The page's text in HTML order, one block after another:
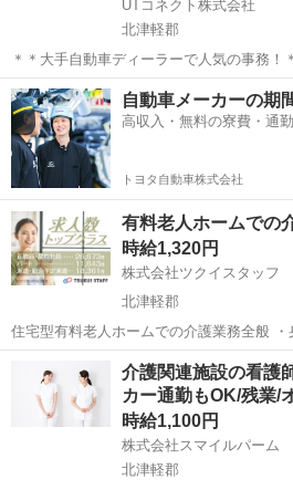
UTコネクト株式会社
北津軽郡
＊＊大手自動車ディーラーで人気の事務！＊＊ ☆事務経験＆PCス
が活かせます！ 丁寧な研修で安心のスタ
中◎ ＜具体的には…＞ ◆顧客対応 ◆点検・レンタカーの受付 ◆電話
応対 ◆その他経...
青森 北津軽郡 電話対応
自動車メーカーの期
高収入・無料の寮費・通
トヨタ自動車株式会社
有料老人ホームでの
時給1,320円
株式会社ツクイスタッフ
北津軽郡
住宅型有料老人ホームでの介護業務全般 ・身体介助(歩行介助、衣服着
脱) ・排せつ介助(トイレ誘導) ・入浴介助(
膳/下膳、口腔体操、口腔ケア その他付随す
護福祉士をお持ち...
北津軽郡 その他
介護関連施設の看護
カー通勤もOK/残業/
時給1,100円
株式会社スマイルパーム
北津軽郡